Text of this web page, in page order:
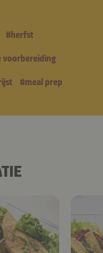
#herfst
voorbereiding
#meal prep